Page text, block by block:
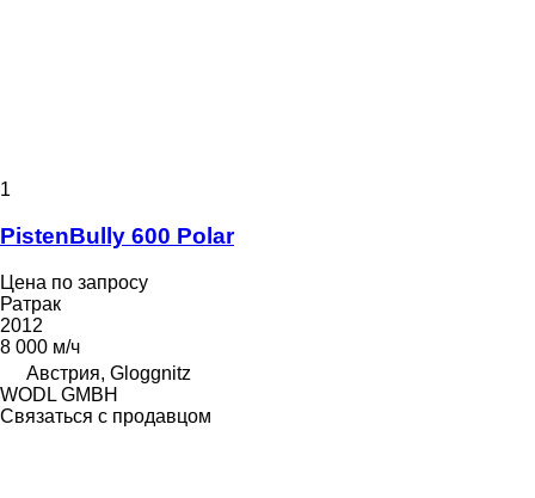
1
PistenBully 600 Polar
Цена по запросу
Ратрак
2012
8 000 м/ч
Австрия, Gloggnitz
WODL GMBH
Связаться с продавцом